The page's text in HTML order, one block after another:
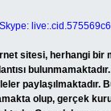
Skype:
sitesi, herhangi bir
olup, gerçek